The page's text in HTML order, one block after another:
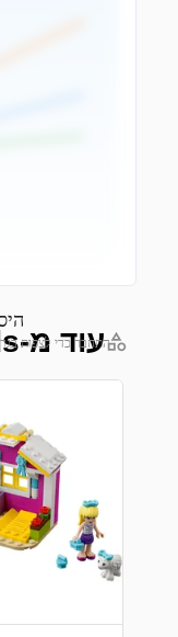
עוד מ-Friends